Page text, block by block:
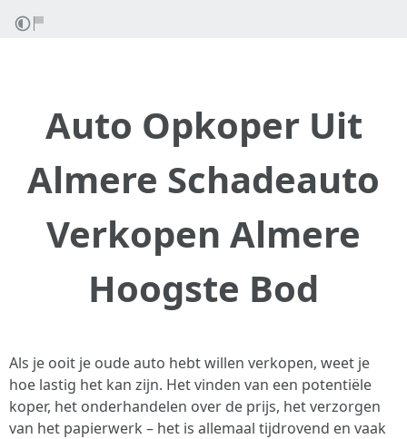
Auto Opkoper Uit
Almere Schadeauto
Verkopen Almere
Hoogste Bod
Als je ooit je oude auto hebt willen verkopen, weet je
hoe lastig het kan zijn. Het vinden van een potentiële
koper, het onderhandelen over de prijs, het verzorgen
van het papierwerk – het is allemaal tijdrovend en vaak